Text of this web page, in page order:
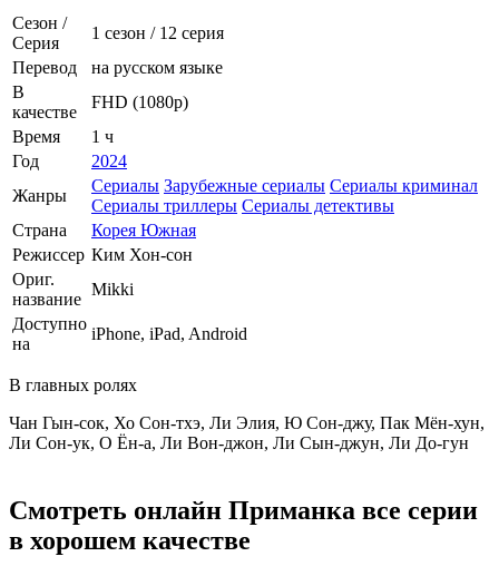
Сезон /
Серия
1 сезон / 12 серия
Перевод
на русском языке
В
качестве
FHD (1080p)
Время
1 ч
Год
2024
Жанры
Сериалы Зарубежные сериалы Сериалы криминал
Сериалы триллеры Сериалы детективы
Страна
Корея Южная
Режиссер Ким Хон-сон
Ориг.
название
Mikki
Доступно
на
iPhone, iPad, Android
В главных ролях
Чан Гын-сок, Хо Сон-тхэ, Ли Элия, Ю Сон-джу, Пак Мён-хун,
Ли Сон-ук, О Ён-а, Ли Вон-джон, Ли Сын-джун, Ли До-гун
Смотреть онлайн Приманка все серии
в хорошем качестве